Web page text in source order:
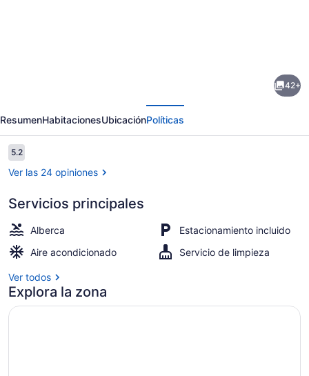
Resort
Pansol
42+
ResumenHabitacionesUbicaciónPolíticas
Opiniones
5.2
5.2 de 10,
Ver las 24 opiniones
Servicios principales
Alberca
Estacionamiento incluido
Aire acondicionado
Servicio de limpieza
Ver todos
Explora la zona